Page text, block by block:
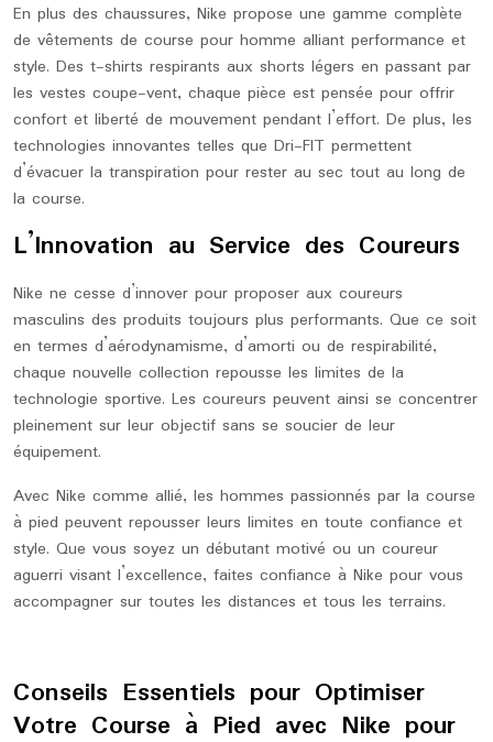
En plus des chaussures, Nike propose une gamme complète
de vêtements de course pour homme alliant performance et
style. Des t-shirts respirants aux shorts légers en passant par
les vestes coupe-vent, chaque pièce est pensée pour offrir
confort et liberté de mouvement pendant l’effort. De plus, les
technologies innovantes telles que Dri-FIT permettent
d’évacuer la transpiration pour rester au sec tout au long de
la course.
L’Innovation au Service des Coureurs
Nike ne cesse d’innover pour proposer aux coureurs
masculins des produits toujours plus performants. Que ce soit
en termes d’aérodynamisme, d’amorti ou de respirabilité,
chaque nouvelle collection repousse les limites de la
technologie sportive. Les coureurs peuvent ainsi se concentrer
pleinement sur leur objectif sans se soucier de leur
équipement.
Avec Nike comme allié, les hommes passionnés par la course
à pied peuvent repousser leurs limites en toute confiance et
style. Que vous soyez un débutant motivé ou un coureur
aguerri visant l’excellence, faites confiance à Nike pour vous
accompagner sur toutes les distances et tous les terrains.
Conseils Essentiels pour Optimiser
Votre Course à Pied avec Nike pour